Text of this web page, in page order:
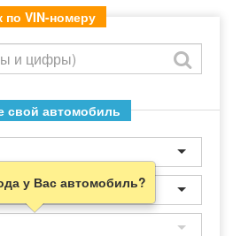
по VIN-номеру
свой автомобиль
у Вас автомобиль?